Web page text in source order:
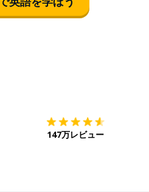
147万レビュー